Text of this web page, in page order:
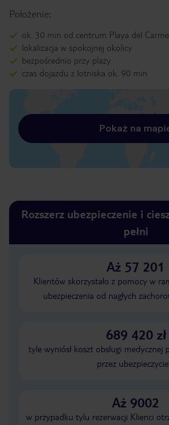
Położenie:
ok. 30 min od centrum Playa del
lokalizacja w spokojnej okolicy
bezpośrednio przy plaży
czas dojazdu z lotniska ok. 90 min
Pokaż na
Rozszerz ubezpieczenie i
pełni
Aż 57 201
Klientów skorzystało z pomocy w
ubezpieczenia od nagłych
689 420 zł
tyle wyniósł koszt obsługi
przez
Aż 9002
w przypadku tylu rezerwacji Klienci